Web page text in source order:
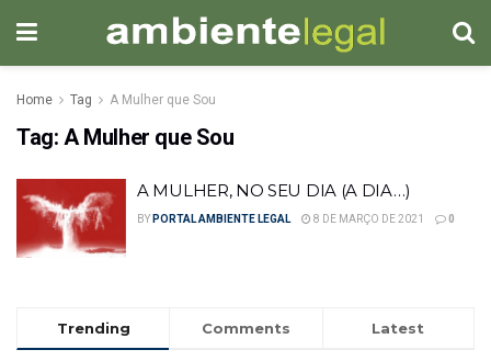
Home Tag A Mulher que Sou
Tag: A Mulher que Sou
A MULHER, NO SEU DIA (A DIA…)
BY PORTAL AMBIENTE LEGAL 8 DE MARÇO DE 2021 0
Trending Comments Latest